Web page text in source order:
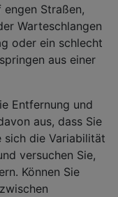
Straßen,
Warteschlangen
oder ein schlecht
aus einer
Entfernung und
aus, dass Sie
sich die Variabilität
versuchen Sie,
Können Sie